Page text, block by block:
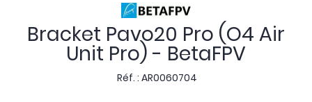
Bracket Pavo20 Pro (O4 Air
Unit Pro) - BetaFPV
Réf. : AR0060704